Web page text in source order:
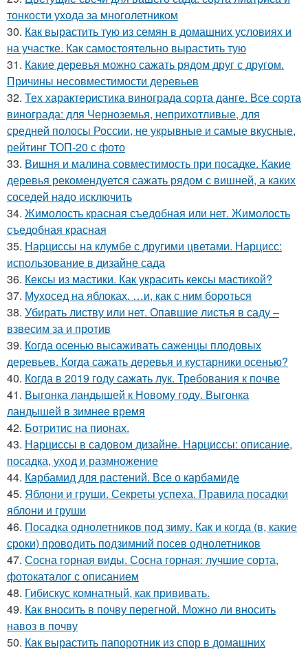
тонкости ухода за многолетником
30. Как вырастить тую из семян в домашних условиях и
на участке. Как самостоятельно вырастить тую
31. Какие деревья можно сажать рядом друг с другом.
Причины несовместимости деревьев
32. Тех характеристика винограда сорта данге. Все сорта
винограда: для Черноземья, неприхотливые, для
средней полосы России, не укрывные и самые вкусные,
рейтинг ТОП-20 с фото
33. Вишня и малина совместимость при посадке. Какие
деревья рекомендуется сажать рядом с вишней, а каких
соседей надо исключить
34. Жимолость красная съедобная или нет. Жимолость
съедобная красная
35. Нарциссы на клумбе с другими цветами. Нарцисс:
использование в дизайне сада
36. Кексы из мастики. Как украсить кексы мастикой?
37. Мухосед на яблоках. …и, как с ним бороться
38. Убирать листву или нет. Опавшие листья в саду –
взвесим за и против
39. Когда осенью высаживать саженцы плодовых
деревьев. Когда сажать деревья и кустарники осенью?
40. Когда в 2019 году сажать лук. Требования к почве
41. Выгонка ландышей к Новому году. Выгонка
ландышей в зимнее время
42. Ботритис на пионах.
43. Нарциссы в садовом дизайне. Нарциссы: описание,
посадка, уход и размножение
44. Карбамид для растений. Все о карбамиде
45. Яблони и груши. Секреты успеха. Правила посадки
яблони и груши
46. Посадка однолетников под зиму. Как и когда (в, какие
сроки) проводить подзимний посев однолетников
47. Сосна горная виды. Сосна горная: лучшие сорта,
фотокаталог с описанием
48. Гибискус комнатный, как прививать.
49. Как вносить в почву перегной. Можно ли вносить
навоз в почву
50. Как вырастить папоротник из спор в домашних